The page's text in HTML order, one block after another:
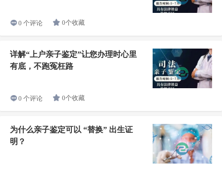
0 个评论 0个收藏
详解“上户亲子鉴定”让您办理时心里
有底，不跑冤枉路
0 个评论 0个收藏
为什么亲子鉴定可以 “替换” 出生证
明？